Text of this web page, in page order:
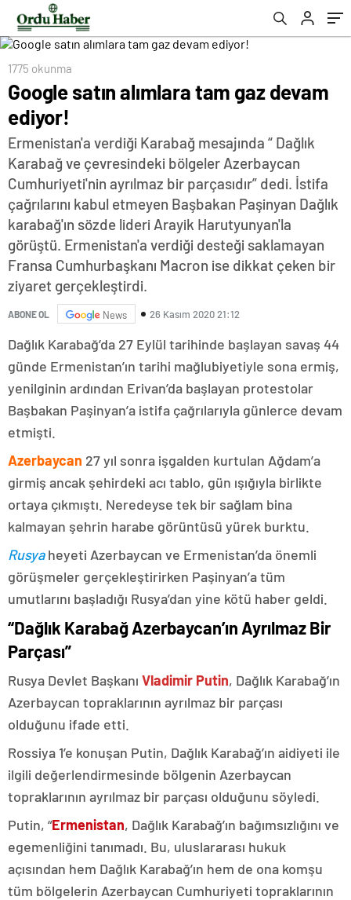
1775 okunma
Google satın alımlara tam gaz devam
ediyor!
Ermenistan'a verdiği Karabağ mesajında “ Dağlık
Karabağ ve çevresindeki bölgeler Azerbaycan
Cumhuriyeti'nin ayrılmaz bir parçasıdır” dedi. İstifa
çağrılarını kabul etmeyen Başbakan Paşinyan Dağlık
karabağ'ın sözde lideri Arayik Harutyunyan'la
görüştü. Ermenistan'a verdiği desteği saklamayan
Fransa Cumhurbaşkanı Macron ise dikkat çeken bir
ziyaret gerçekleştirdi.
ABONE OL News 26 Kasım 2020 21:12
Dağlık Karabağ’da 27 Eylül tarihinde başlayan savaş 44
günde Ermenistan’ın tarihi mağlubiyetiyle sona ermiş,
yenilginin ardından Erivan’da başlayan protestolar
Başbakan Paşinyan’a istifa çağrılarıyla günlerce devam
etmişti.
Azerbaycan 27 yıl sonra işgalden kurtulan Ağdam’a
girmiş ancak şehirdeki acı tablo, gün ışığıyla birlikte
ortaya çıkmıştı. Neredeyse tek bir sağlam bina
kalmayan şehrin harabe görüntüsü yürek burktu.
Rusyaheyeti Azerbaycan ve Ermenistan’da önemli
görüşmeler gerçekleştirirken Paşinyan’a tüm
umutlarını başladığı Rusya’dan yine kötü haber geldi.
“Dağlık Karabağ Azerbaycan’ın Ayrılmaz Bir
Parçası”
Rusya Devlet Başkanı Vladimir Putin, Dağlık Karabağ’ın
Azerbaycan topraklarının ayrılmaz bir parçası
olduğunu ifade etti.
Rossiya 1’e konuşan Putin, Dağlık Karabağ’ın aidiyeti ile
ilgili değerlendirmesinde bölgenin Azerbaycan
topraklarının ayrılmaz bir parçası olduğunu söyledi.
Putin, “Ermenistan, Dağlık Karabağ’ın bağımsızlığını ve
egemenliğini tanımadı. Bu, uluslararası hukuk
açısından hem Dağlık Karabağ’ın hem de ona komşu
tüm bölgelerin Azerbaycan Cumhuriyeti topraklarının